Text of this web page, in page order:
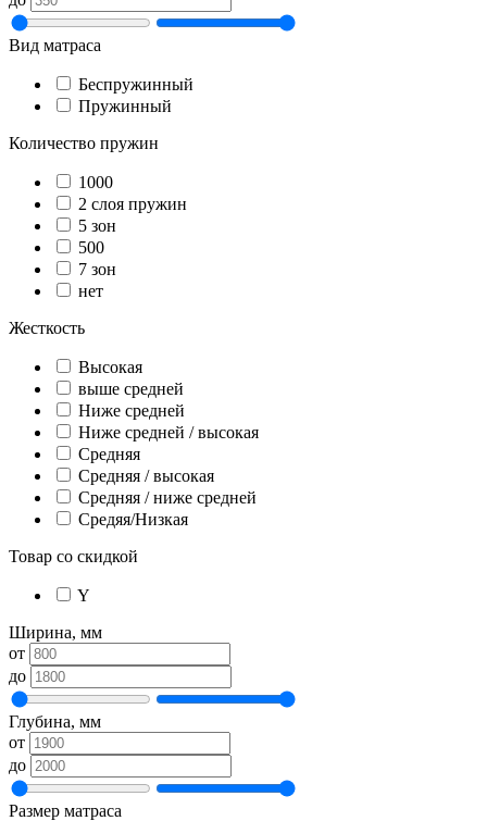
Вид матраса
Беспружинный
Пружинный
Количество пружин
1000
2 слоя пружин
5 зон
500
7 зон
нет
Жесткость
Высокая
выше средней
Ниже средней
Ниже средней / высокая
Средняя
Средняя / высокая
Средняя / ниже средней
Средяя/Низкая
Товар со скидкой
Y
Ширина, мм
от
до
Глубина, мм
от
до
Размер матраса